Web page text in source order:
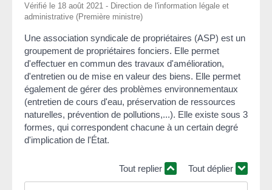
Vérifié le 18 août 2021 - Direction de l'information légale et
administrative (Première ministre)
Une association syndicale de propriétaires (ASP) est un
groupement de propriétaires fonciers. Elle permet
d'effectuer en commun des travaux d'amélioration,
d'entretien ou de mise en valeur des biens. Elle permet
également de gérer des problèmes environnementaux
(entretien de cours d'eau, préservation de ressources
naturelles, prévention de pollutions,...). Elle existe sous 3
formes, qui correspondent chacune à un certain degré
d'implication de l'État.
Tout replier Tout déplier